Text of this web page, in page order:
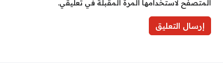
المتصفح لاستخدامها المرة المقبلة في تعليقي.